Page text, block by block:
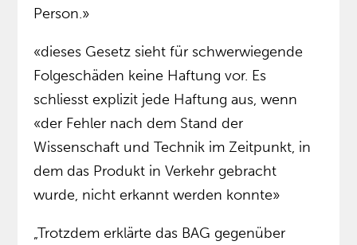
Person.»
«dieses Gesetz sieht für schwerwiegende
Folgeschäden keine Haftung vor. Es
schliesst explizit jede Haftung aus, wenn
«der Fehler nach dem Stand der
Wissenschaft und Technik im Zeitpunkt, in
dem das Produkt in Verkehr gebracht
wurde, nicht erkannt werden konnte»
„Trotzdem erklärte das BAG gegenüber